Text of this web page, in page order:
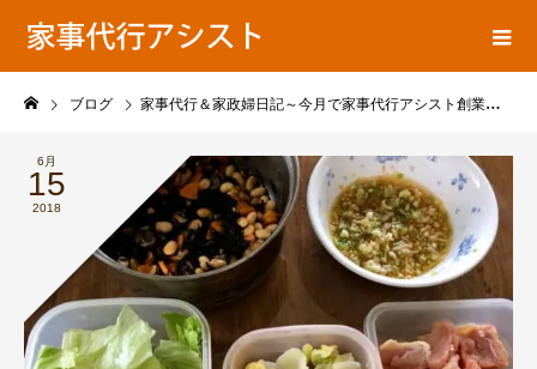
家事代行ブログ
シ
ス
ト
の
ブログ 家事代行＆家政婦日記～今月で家事代行アシスト創業１０年目に突入です(^-^)
6月
15
2018